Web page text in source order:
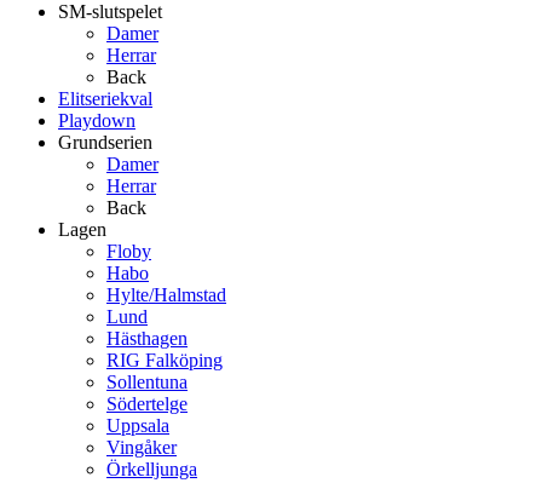
SM-slutspelet
Damer
Herrar
Back
Elitseriekval
Playdown
Grundserien
Damer
Herrar
Back
Lagen
Floby
Habo
Hylte/Halmstad
Lund
Hästhagen
RIG Falköping
Sollentuna
Södertelge
Uppsala
Vingåker
Örkelljunga